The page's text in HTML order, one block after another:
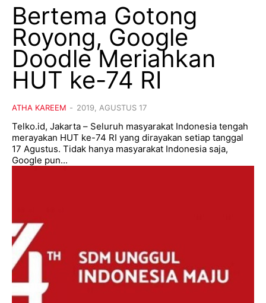
Bertema Gotong
Royong, Google
Doodle Meriahkan
HUT ke-74 RI
ATHA KAREEM - 2019, AGUSTUS 17
Telko.id, Jakarta – Seluruh masyarakat Indonesia tengah
merayakan HUT ke-74 RI yang dirayakan setiap tanggal
17 Agustus. Tidak hanya masyarakat Indonesia saja,
Google pun...